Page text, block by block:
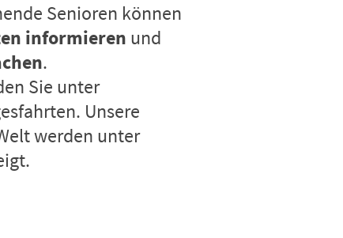
Senioren können
informieren und
.
Sie unter
Unsere
werden unter